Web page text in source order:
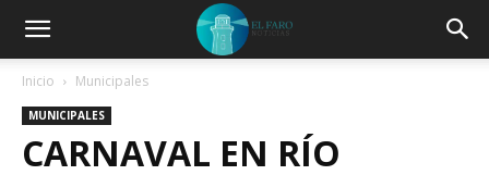
Inicio Municipales
MUNICIPALES
CARNAVAL EN RÍO